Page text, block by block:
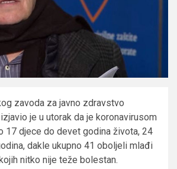
zavoda za javno zdravstvo
je u utorak da je koronavirusom
17 djece do devet godina života, 24
dakle ukupno 41 oboljeli mlađi
nitko nije teže bolestan.